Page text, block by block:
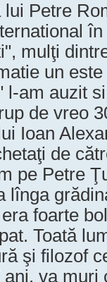
Petre
mulţi
un
l-am auzit
de vreo
Ioan
de
pe Petre
lînga
foarte
Toată
şi filozof
va muri